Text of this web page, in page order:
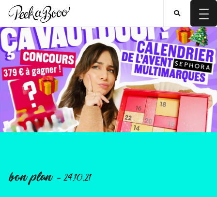
bon plan - 24.10.21